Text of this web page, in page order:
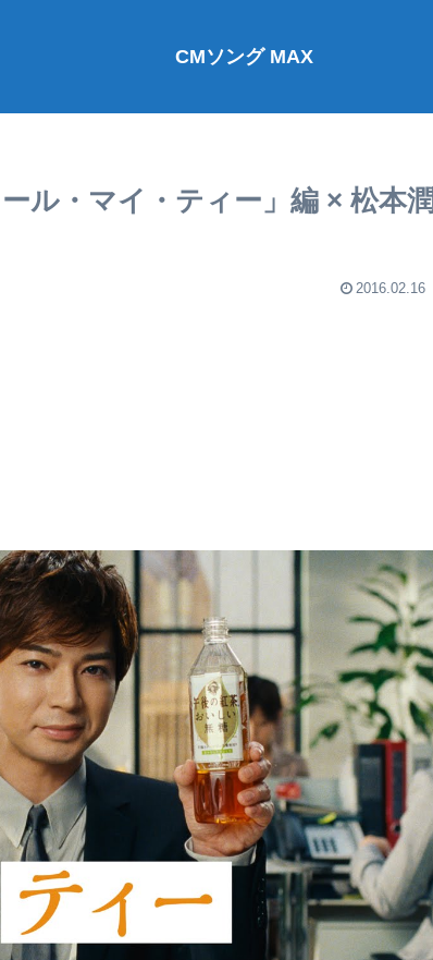
CMソング MAX
ル・マイ・ティー」編 × 松本潤
2016.02.16